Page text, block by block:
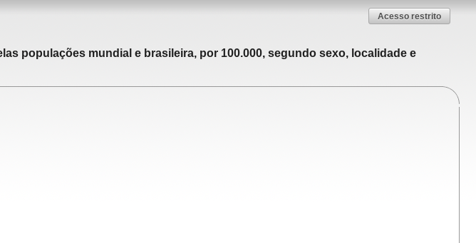
Acesso restrito
populações mundial e brasileira, por 100.000, segundo sexo, localidade e